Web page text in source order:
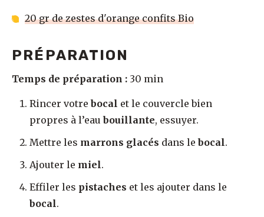
20 gr de zestes d'orange confits Bio
PRÉPARATION
Temps de préparation : 30 min
Rincer votrebocal et le couvercle bien
propres à l’eaubouillante, essuyer.
Mettre les marrons glacés dans lebocal.
Ajouter le miel.
Effiler les pistaches et les ajouter dans le
bocal.